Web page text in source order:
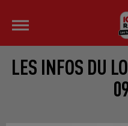
LES INFOS DU